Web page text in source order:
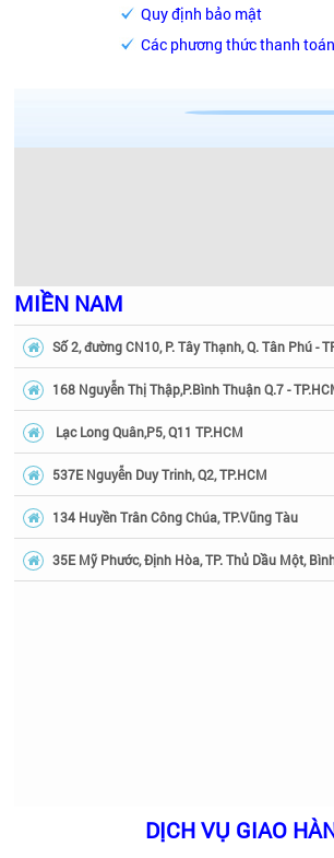
Quy định bảo mật
Các phương thức thanh toán
MIỀN NAM
Số 2, đường CN10, P. Tây Thạnh, Q. Tân Phú -
168 Nguyễn Thị Thập,P.Bình Thuận Q.7 -
Lạc Long Quân,P5, Q11 TP.HCM
537E Nguyễn Duy Trinh, Q2, TP.HCM
134 Huyền Trân Công Chúa, TP.Vũng Tàu
35E Mỹ Phước, Định Hòa, TP. Thủ Dầu Một,
DỊCH VỤ GIAO